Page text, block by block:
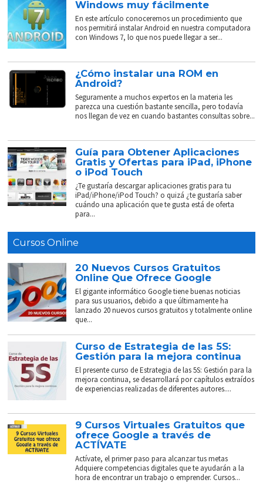
Windows muy fácilmente
En este artículo conoceremos un procedimiento que
nos permitirá instalar Android en nuestra computadora
con Windows 7, lo que nos puede llegar a ser...
¿Cómo instalar una ROM en
Android?
Seguramente a muchos expertos en la materia les
parezca una cuestión bastante sencilla, pero todavía
nos llegan de vez en cuando bastantes consultas sobre...
Guía para Obtener Aplicaciones
Gratis y Ofertas para iPad, iPhone
o iPod Touch
¿Te gustaría descargar aplicaciones gratis para tu
iPad/iPhone/iPod Touch? o quizá ¿te gustaría saber
cuándo una aplicación que te gusta está de oferta
para...
Cursos Online
20 Nuevos Cursos Gratuitos
Online Que Ofrece Google
El gigante informático Google tiene buenas noticias
para sus usuarios, debido a que últimamente ha
lanzado 20 nuevos cursos gratuitos y totalmente online
que...
Curso de Estrategia de las 5S:
Gestión para la mejora continua
El presente curso de Estrategia de las 5S: Gestión para la
mejora continua, se desarrollará por capítulos extraídos
de experiencias realizadas de diferentes autores....
9 Cursos Virtuales Gratuitos que
ofrece Google a través de
ACTÍVATE
Actívate, el primer paso para alcanzar tus metas
Adquiere competencias digitales que te ayudarán a la
hora de encontrar un trabajo o emprender. Cursos...